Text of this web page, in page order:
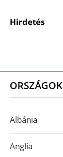
Hirdetés
ORSZÁGOK
Albánia
Anglia